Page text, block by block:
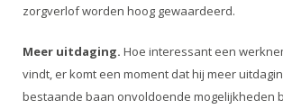
zorgverlof worden hoog gewaardeerd.
Meer uitdaging. Hoe interessant een
vindt, er komt een moment dat hij meer
bestaande baan onvoldoende mogelijkheden